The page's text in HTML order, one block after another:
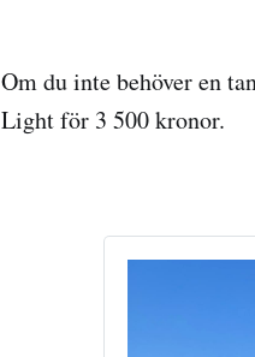
Om du inte behöver en
Light för 3 500 kronor.